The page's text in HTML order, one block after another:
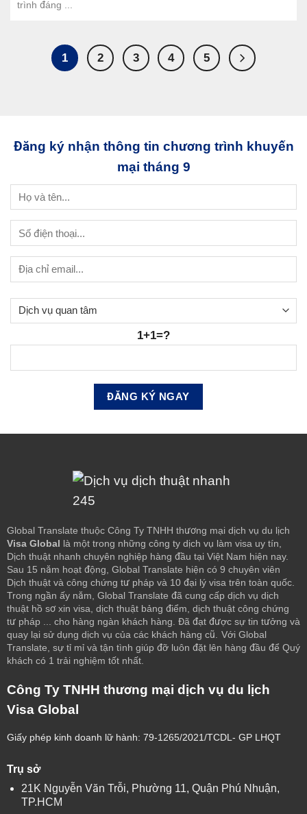
trình đáng ...
1 2 3 4 5
Đăng ký nhận thông tin chương trình khuyến
mại tháng 9
1+1=?
Global Translate thuộc Công Ty TNHH thương mại dịch vụ du lịch
Visa Global là một trong những công ty dịch vụ làm visa uy tín,
Dịch thuật nhanh chuyên nghiệp hàng đầu tại Việt Nam hiện nay.
Sau 15 năm hoạt động, Global Translate hiện có 9 chuyên viên
Dịch thuật và công chứng tư pháp và 10 đại lý visa trên toàn quốc.
Trong ngần ấy năm, Global Translate đã cung cấp dịch vụ dịch
thuật hồ sơ xin visa, dịch thuật bảng điểm, dịch thuật công chứng
tư pháp ... cho hàng ngàn khách hàng. Đã đạt được sự tin tưởng và
quay lại sử dụng dịch vụ của các khách hàng cũ.
Với Global
Translate, sự tỉ mỉ và tận tình giúp đỡ luôn đặt lên hàng đầu để Quý
khách có 1 trải nghiệm tốt nhất.
Công Ty TNHH thương mại dịch vụ du lịch
Visa Global
Giấy phép kinh doanh lữ hành: 79-1265/2021/TCDL- GP LHQT
Trụ sở
21K Nguyễn Văn Trỗi, Phường 11, Quận Phú Nhuận,
TP.HCM